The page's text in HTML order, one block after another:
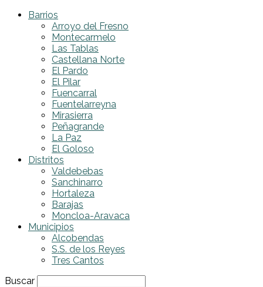
Barrios
Arroyo del Fresno
Montecarmelo
Las Tablas
Castellana Norte
El Pardo
El Pilar
Fuencarral
Fuentelarreyna
Mirasierra
Peñagrande
La Paz
El Goloso
Distritos
Valdebebas
Sanchinarro
Hortaleza
Barajas
Moncloa-Aravaca
Municipios
Alcobendas
S.S. de los Reyes
Tres Cantos
Buscar